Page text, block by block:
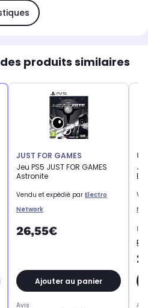
produits similaires
JUST FOR GAMES
Jeu PS5 JUST FOR GAMES
Astronite
Vendu et expédié par Electro
Network
26,55€
Ajouter au panier
Avis